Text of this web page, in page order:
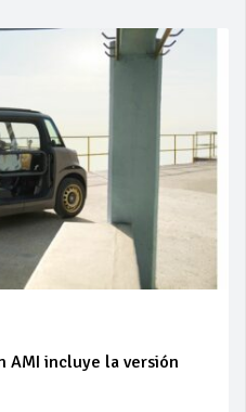
AMI incluye la versión